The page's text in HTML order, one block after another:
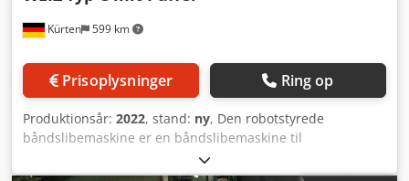
Kürten 599 km
Prisoplysninger Ring op
Produktionsår: 2022, stand: ny, Den robotstyrede
båndslibemaskine er en båndslibemaskine til
robotbearbejdning, udstyret med en kontaktskive til
slibning af dele fremstillet af aluminium, stål, messing og